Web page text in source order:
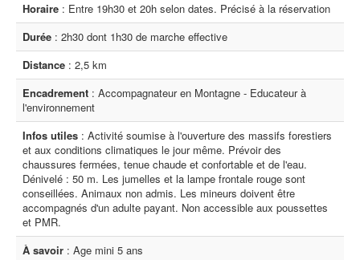
Horaire : Entre 19h30 et 20h selon dates. Précisé à la réservation
Durée : 2h30 dont 1h30 de marche effective
Distance : 2,5 km
Encadrement : Accompagnateur en Montagne - Educateur à
l'environnement
Infos utiles : Activité soumise à l'ouverture des massifs forestiers
et aux conditions climatiques le jour même. Prévoir des
chaussures fermées, tenue chaude et confortable et de l'eau.
Dénivelé : 50 m. Les jumelles et la lampe frontale rouge sont
conseillées. Animaux non admis. Les mineurs doivent être
accompagnés d'un adulte payant. Non accessible aux poussettes
et PMR.
À savoir : Age mini 5 ans